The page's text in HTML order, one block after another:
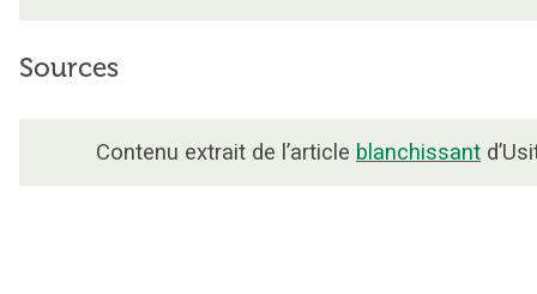
Sources
Contenu extrait de l’article blanchissant